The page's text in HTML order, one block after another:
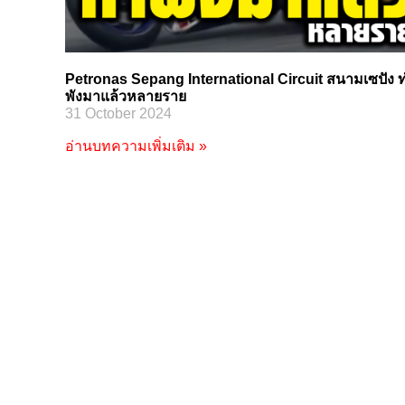
Petronas Sepang International Circuit สนามเซปัง
พังมาแล้วหลายราย
31 October 2024
อ่านบทความเพิ่มเติม »